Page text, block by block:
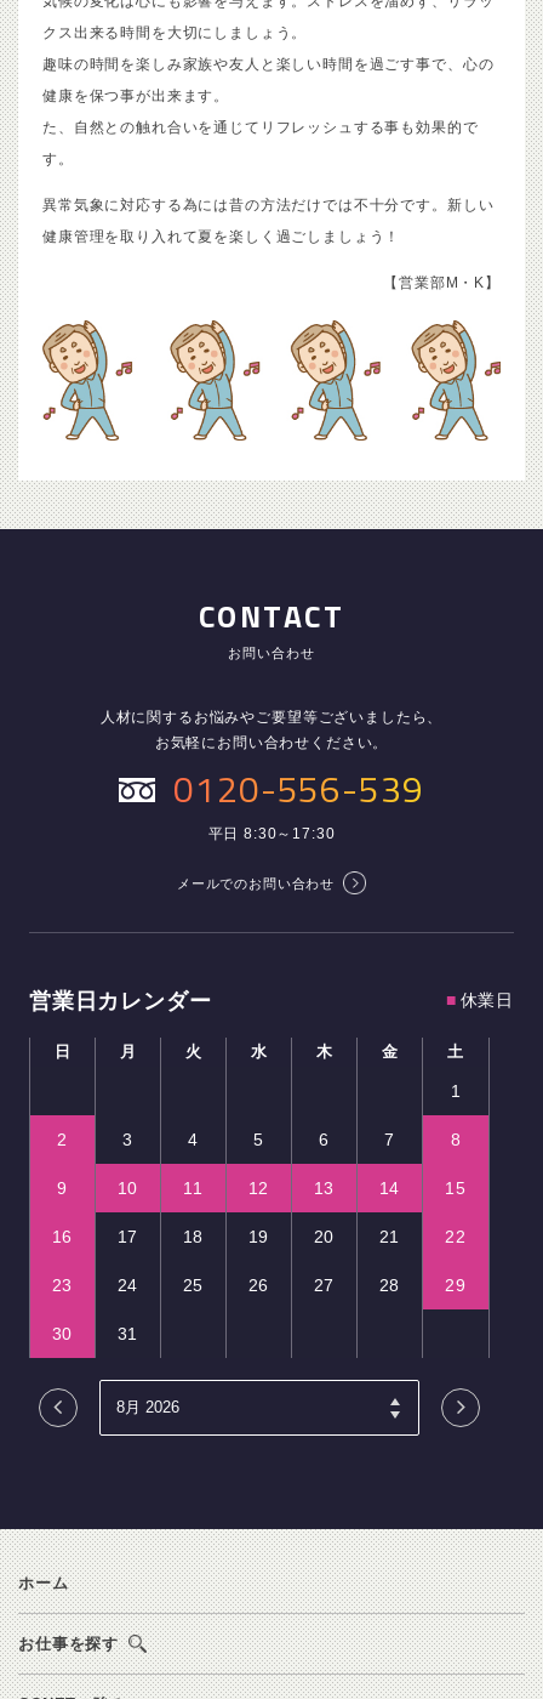
クス出来る時間を大切にしましょう。
趣味の時間を楽しみ家族や友人と楽しい時間を過ごす事で、心の
健康を保つ事が出来ます。
た、自然との触れ合いを通じてリフレッシュする事も効果的で
す。
異常気象に対応する為には昔の方法だけでは不十分です。新しい
健康管理を取り入れて夏を楽しく過ごしましょう！
【営業部M・K】
CONTACT
お問い合わせ
人材に関するお悩みやご要望等ございましたら、
お気軽にお問い合わせください。
0120-556-539
平日 8:30～17:30
メールでのお問い合わせ
営業日カレンダー ■ 休業日
日 月 火 水 木 金 土
1
2 3 4 5 6 7 8
9 10 11 12 13 14 15
16 17 18 19 20 21 22
23 24 25 26 27 28 29
30 31
ホーム
お仕事を探す